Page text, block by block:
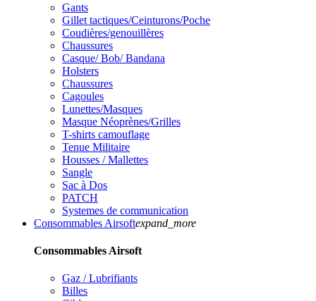
Gants
Gillet tactiques/Ceinturons/Poche
Coudières/genouillères
Chaussures
Casque/ Bob/ Bandana
Holsters
Chaussures
Cagoules
Lunettes/Masques
Masque Néoprènes/Grilles
T-shirts camouflage
Tenue Militaire
Housses / Mallettes
Sangle
Sac à Dos
PATCH
Systemes de communication
Consommables Airsoftexpand_more
Consommables Airsoft
Gaz / Lubrifiants
Billes